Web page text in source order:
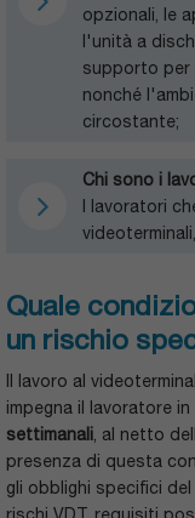
opzionali, le
l'unità a
supporto per
nonché
circostante;
Chi sono i
I lavoratori
Quale
un rischio
Il lavoro al
impegna il lavoratore
settimanali , al netto
presenza di questa
gli obblighi specifici